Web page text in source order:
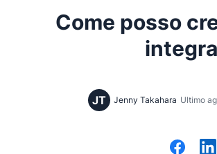
Come posso
JT Jenny Takahara Ultimo